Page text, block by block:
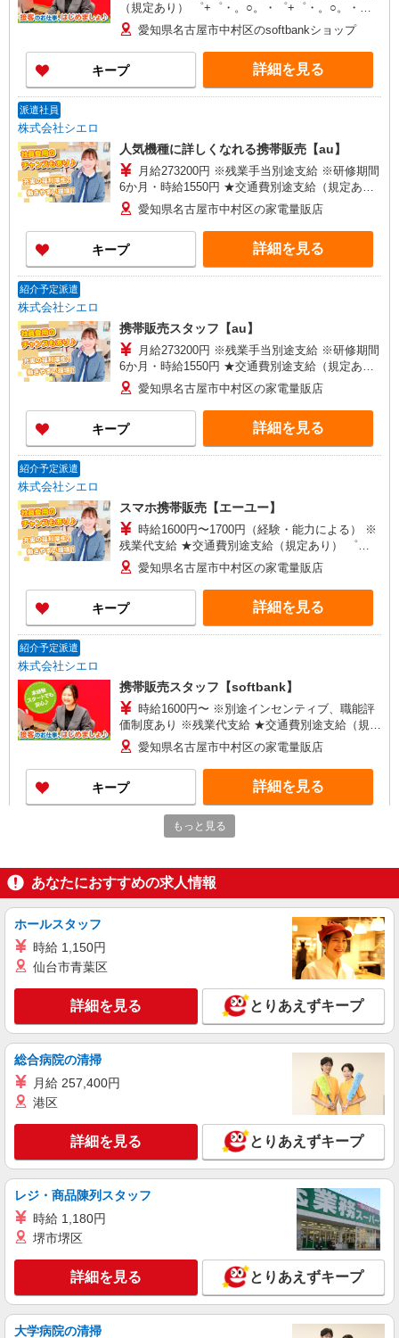
（規定あり） ゜+゜・。○。・゜+゜・。○。・゜
+゜ 入社祝い金10万円支給(規定有) お友達を紹介
頂くと, インセンティブ支給(規定有) ★月2回払
い・週払い可能（規程有）★ ゜・。○。・゜
+゜・。○。・゜+゜
愛知県名古屋市中村区のsoftbankショップ
キープ 詳細を見る
派遣社員
株式会社シエロ
人気機種に詳しくなれる携帯販売【au】
月給273200円 ※残業手当別途支給 ※研修期間
6か月・時給1550円 ★交通費別途支給（規定あ
り） ゜+゜・。○。・゜+゜・。○。・゜+゜ 入社
祝い金10万円支給(規定有) お友達を紹介頂くと, イ
ンセンティブ支給(規定有) ゜・。○。・゜+゜・。
○。・゜+゜
愛知県名古屋市中村区の家電量販店
キープ 詳細を見る
紹介予定派遣
株式会社シエロ
携帯販売スタッフ【au】
月給273200円 ※残業手当別途支給 ※研修期間
6か月・時給1550円 ★交通費別途支給（規定あ
り） ゜+゜・。○。・゜+゜・。○。・゜+゜ 入社
祝い金10万円支給(規定有) お友達を紹介頂くと, イ
ンセンティブ支給(規定有) ゜・。○。・゜+゜・。
○。・゜+゜
愛知県名古屋市中村区の家電量販店
キープ 詳細を見る
紹介予定派遣
株式会社シエロ
スマホ携帯販売【エーユー】
時給1600円〜1700円（経験・能力による） ※
残業代支給 ★交通費別途支給（規定あり） ゜
+゜・。○。・゜+゜・。○。・゜+゜ 入社祝い金10
万円支給(規定有) お友達を紹介頂くと, インセンテ
ィブ支給(規定有) ★月2回払い・週払い可能（規程
有）★ ゜・。○。・゜+゜・。○。・゜+゜
愛知県名古屋市中村区の家電量販店
キープ 詳細を見る
紹介予定派遣
株式会社シエロ
携帯販売スタッフ【softbank】
時給1600円〜 ※別途インセンティブ、職能評
価制度あり ※残業代支給 ★交通費別途支給（規定
あり） ゜+゜・。○。・゜+゜・。○。・゜+゜ 入
社祝い金10万円支給(規定有) お友達を紹介頂くと,
インセンティブ支給(規定有) ★月2回払い・週払い
可能（規程有）★ ゜・。○。・゜+゜・。○。・゜
+゜
愛知県名古屋市中村区の家電量販店
キープ 詳細を見る
【ソフトバンク】の店舗スタッフ
時給1400円〜 ※残業代支給 ★交通費別途支給
（規定あり） ゜+゜・。○。・゜+゜・。○。・゜
+゜ 入社祝い金10万円支給(規定有) お友達を紹介
頂くと, インセンティブ支給(規定有) ★月2回払
い・週払い可能（規程有）★ ゜・。○。・゜
愛知県名古屋市中村区のsoftbankショップ
キープ 詳細を見る
紹介予定派遣
株式会社シエロ
携帯販売スタッフ【softbank】
時給1600円〜 ※別途インセンティブ、職能評
価制度あり ※残業代支給 ★交通費別途支給（規定
インセンティブ支給(規定有) ★月2回払い・週払い
可能（規程有）★ ゜・。○。・゜+゜・。○。・゜
+゜
愛知県名古屋市中村区の家電量販店
キープ 詳細を見る
株式会社シエロ
人気機種に詳しくなれる携帯販売
時給1600円〜 ※別途インセンティブ、職能評
価制度あり ※残業代支給 ★交通費別途支給（規定
あり） ゜+゜・。○。・゜+゜・。○。・゜+゜ 入
社祝い金10万円支給(規定有) お友達を紹介頂くと,
愛知県名古屋市中村区の家電量販店
もっと見る
あなたにおすすめの求人情報
ホールスタッフ
時給 1,150円
仙台市青葉区
詳細を見る とりあえずキープ
総合病院の清掃
月給 257,400円
港区
詳細を見る とりあえずキープ
レジ・商品陳列スタッフ
時給 1,180円
堺市堺区
詳細を見る とりあえずキープ
大学病院の清掃